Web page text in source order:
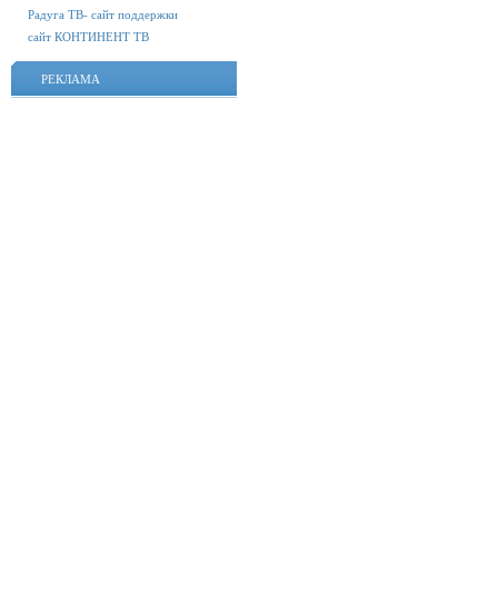
Радуга ТВ- сайт поддержки
сайт КОНТИНЕНТ ТВ
РЕКЛАМА